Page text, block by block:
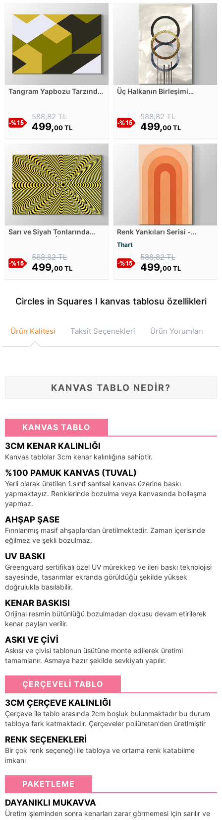
Tangram Yapbozu Tarzında
588,82 TL
499,00 TL
Üç Halkanın Birleşimi
588,82 TL
499,00 TL
Sarı ve Siyah Tonlarında
588,82 TL
499,00 TL
Renk Yankıları Serisi -
Kanvas Tablosu
Thart
588,82 TL
499,00 TL
Circles in Squares I kanvas tablosu özellikleri
Ürün Kalitesi Taksit Seçenekleri Ürün Yorumları
KANVAS TABLO NEDİR?
KANVAS TABLO
3CM KENAR KALINLIĞI
Kanvas tablolar 3cm kenar kalınlığına sahiptir.
%100 PAMUK KANVAS (TUVAL)
Yerli olarak üretilen 1.sınıf santsal kanvas üzerine baskı
yapmaktayız. Renklerinde bozulma veya kanvasında bollaşma
yapmaz.
AHŞAP ŞASE
Fırınlanmış masif ahşaplardan üretilmektedir. Zaman içerisinde
eğilmez ve şekli bozulmaz.
UV BASKI
Greenguard sertifikalı özel UV mürekkep ve ileri baskı teknolojisi
sayesinde, tasarımlar ekranda görüldüğü şekilde yüksek
doğrulukla basılabilir.
KENAR BASKISI
Orijinal resmin bütünlüğü bozulmadan dokusu devam etirilerek
kenar payları verilir.
ASKI VE ÇIVI
Askısı ve çivisi tablonun üsütüne monte edilerek üretimi
tamamlanır. Asmaya hazır şekilde sevkiyatı yapılır.
ÇERÇEVELİ TABLO
3CM ÇERÇEVE KALINLIĞI
Çerçeve ile tablo arasında 2cm boşluk bulunmaktadır bu durum
tabloya fark katmaktadır. Çerçeveler poliüretan'den üretlmiştir
RENK SEÇENEKLERI
Bir çok renk seçeneği ile tabloya ve ortama renk katabilme
imkanı
PAKETLEME
DAYANIKLI MUKAVVA
Üretim işleminden sonra kenarları zarar görmemesi için sarılır ve